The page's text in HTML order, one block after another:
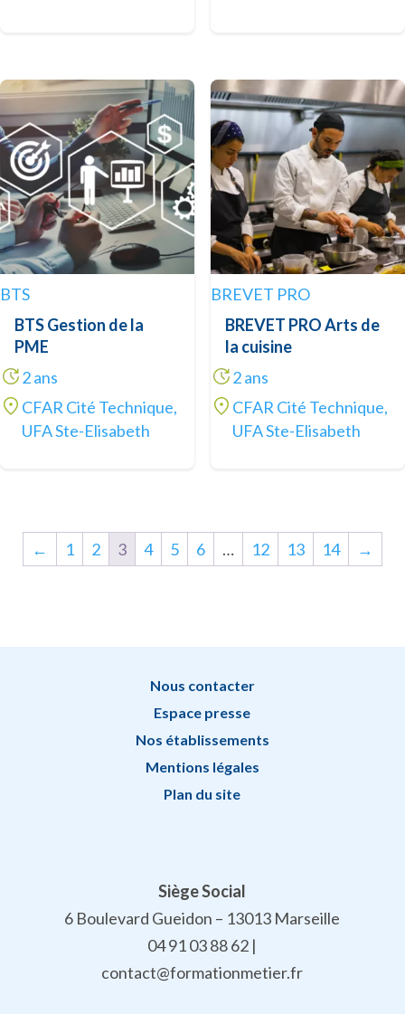
BTS
BTS Gestion de la
PME
2 ans
CFAR Cité Technique,
UFA Ste-Elisabeth
BREVET PRO
BREVET PRO Arts de
la cuisine
2 ans
CFAR Cité Technique,
UFA Ste-Elisabeth
← 1 2 3 4 5 6 … 12 13 14 →
Nous contacter
Espace presse
Nos établissements
Mentions légales
Plan du site
Siège Social
6 Boulevard Gueidon – 13013 Marseille
04 91 03 88 62 |
contact@formationmetier.fr